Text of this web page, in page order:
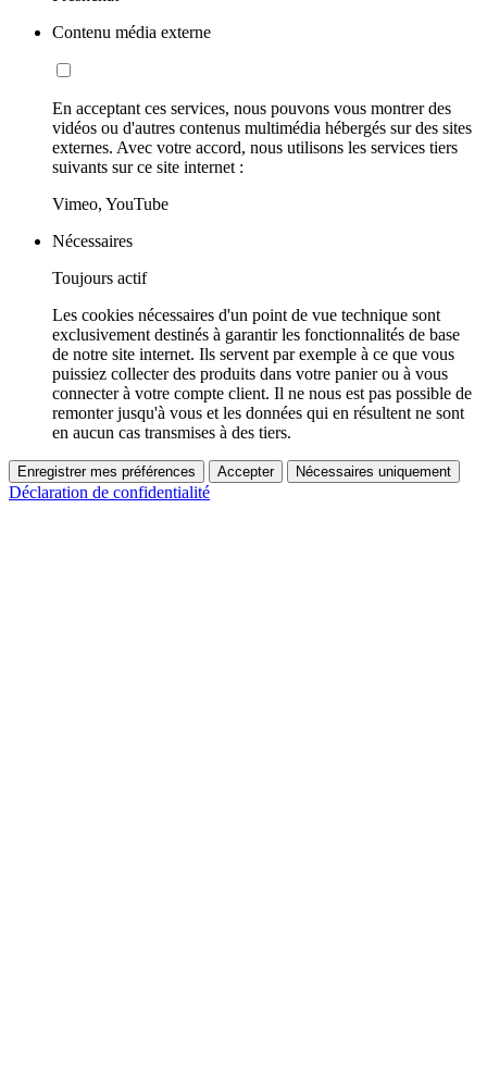
Contenu média externe
En acceptant ces services, nous pouvons vous montrer des
vidéos ou d'autres contenus multimédia hébergés sur des sites
externes. Avec votre accord, nous utilisons les services tiers
suivants sur ce site internet :
Vimeo, YouTube
Nécessaires
Toujours actif
Les cookies nécessaires d'un point de vue technique sont
exclusivement destinés à garantir les fonctionnalités de base
de notre site internet. Ils servent par exemple à ce que vous
puissiez collecter des produits dans votre panier ou à vous
connecter à votre compte client. Il ne nous est pas possible de
remonter jusqu'à vous et les données qui en résultent ne sont
en aucun cas transmises à des tiers.
Enregistrer mes préférences Accepter Nécessaires uniquement
Déclaration de confidentialité